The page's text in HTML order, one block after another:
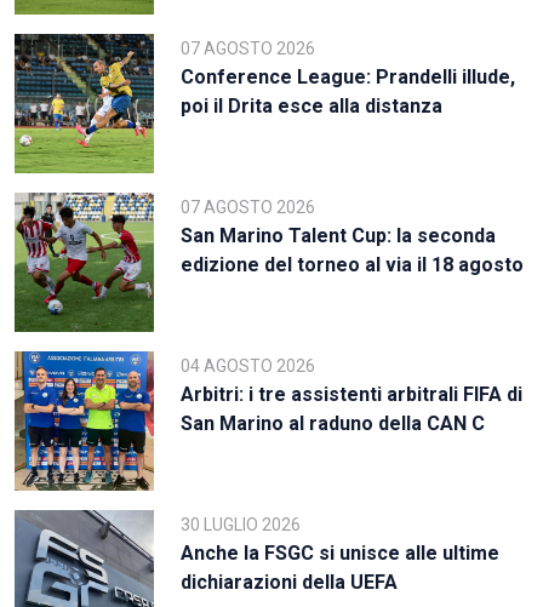
07 AGOSTO 2026
Conference League: Prandelli illude,
poi il Drita esce alla distanza
07 AGOSTO 2026
San Marino Talent Cup: la seconda
edizione del torneo al via il 18 agosto
04 AGOSTO 2026
Arbitri: i tre assistenti arbitrali FIFA di
San Marino al raduno della CAN C
30 LUGLIO 2026
Anche la FSGC si unisce alle ultime
dichiarazioni della UEFA